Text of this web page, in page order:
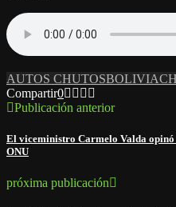
AUTOS CHUTOSBOLIVIA
Compartir0
Publicación anterior
El viceministro Carmelo Valda opinó
ONU
próxima publicación